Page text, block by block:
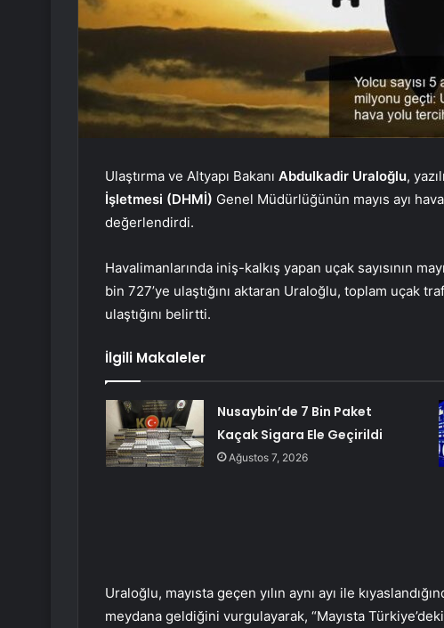
Ulaştırma ve Altyapı Bakanı Abdulkadir Uraloğlu,
İşletmesi (DHMİ) Genel Müdürlüğünün mayıs ayı
değerlendirdi.
Havalimanlarında iniş-kalkış yapan uçak sayısının
bin 727’ye ulaştığını aktaran Uraloğlu, toplam uçak
ulaştığını belirtti.
İlgili Makaleler
Nusaybin’de 7 Bin Paket
Kaçak Sigara Ele Geçirildi
Ağustos 7, 2026
Uraloğlu, mayısta geçen yılın aynı ayı ile
meydana geldiğini vurgulayarak, “Mayısta